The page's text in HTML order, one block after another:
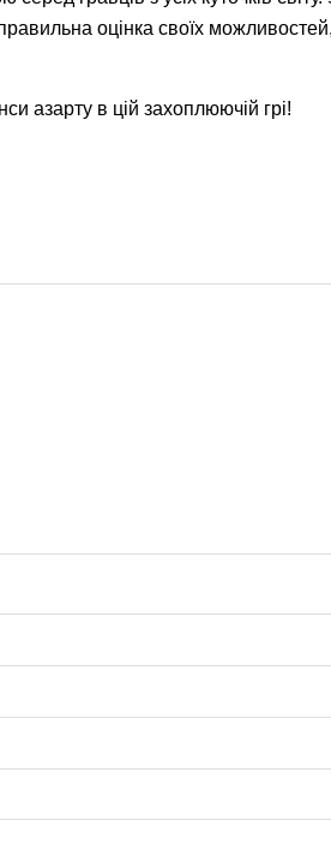
оцінка своїх
азарту в цій захоплюючій грі!